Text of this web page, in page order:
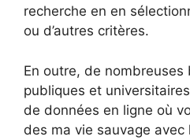
recherche en en
ou d’autres critères.
En outre, de nombreuses
publiques et
de données en ligne où
des ma vie sauvage avec